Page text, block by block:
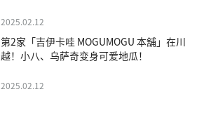
2025.02.12
第2家「吉伊卡哇 MOGUMOGU 本舖」在川
越！小八、乌萨奇变身可爱地瓜！
2025.02.12